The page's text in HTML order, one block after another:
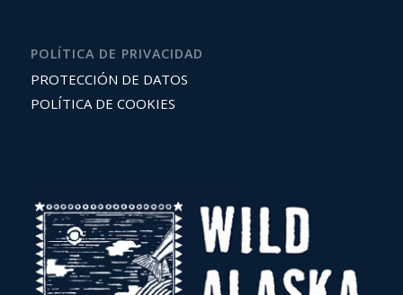
POLÍTICA DE PRIVACIDAD
PROTECCIÓN DE DATOS
POLÍTICA DE COOKIES